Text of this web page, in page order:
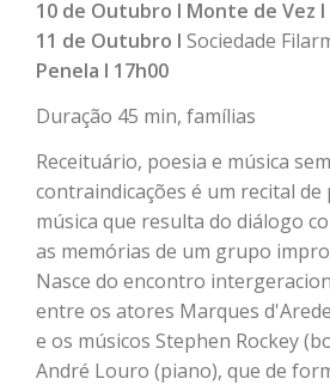
10 de Outubro I Monte de Vez I
11 de Outubro I Sociedade
Penela I 17h00
Duração 45 min, famílias
Receituário, poesia e música sem
contraindicações é um recital de
música que resulta do diálogo
as memórias de um grupo
Nasce do encontro
entre os atores Marques
e os músicos Stephen Rockey
André Louro (piano), que de